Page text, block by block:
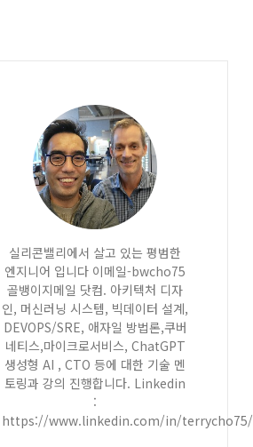
실리콘밸리에서 살고 있는 평범한
엔지니어 입니다 이메일-bwcho75
골뱅이지메일 닷컴. 아키텍처 디자
인, 머신러닝 시스템, 빅데이터 설계,
DEVOPS/SRE, 애자일 방법론,쿠버
네티스,마이크로서비스, ChatGPT
생성형 AI , CTO 등에 대한 기술 멘
토링과 강의 진행합니다. Linkedin
:
https://www.linkedin.com/in/terrycho75/